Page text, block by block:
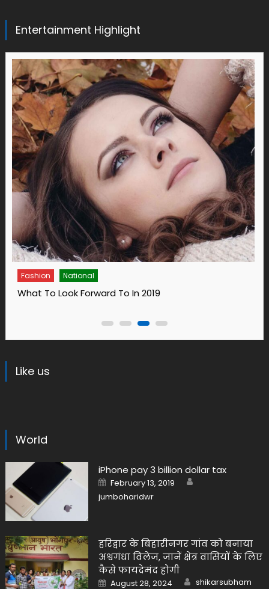
Entertainment Highlight
Fashion
14 Ways To Bring Wellness Into Your Life In 2019
Like us
World
iPhone pay 3 billion dollar tax
Posted
on
February 13, 2019
jumboharidwr
हरिद्वार के बिहारीनगर गांव को बनाया
अश्वगंधा विलेज, जानें क्षेत्र वासियों के लिए
कैसे फायदेमंद होगी
Posted
August 28, 2024 Author
shikarsubham